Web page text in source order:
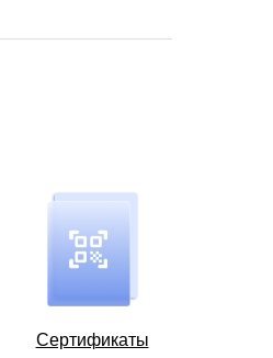
Сертификаты